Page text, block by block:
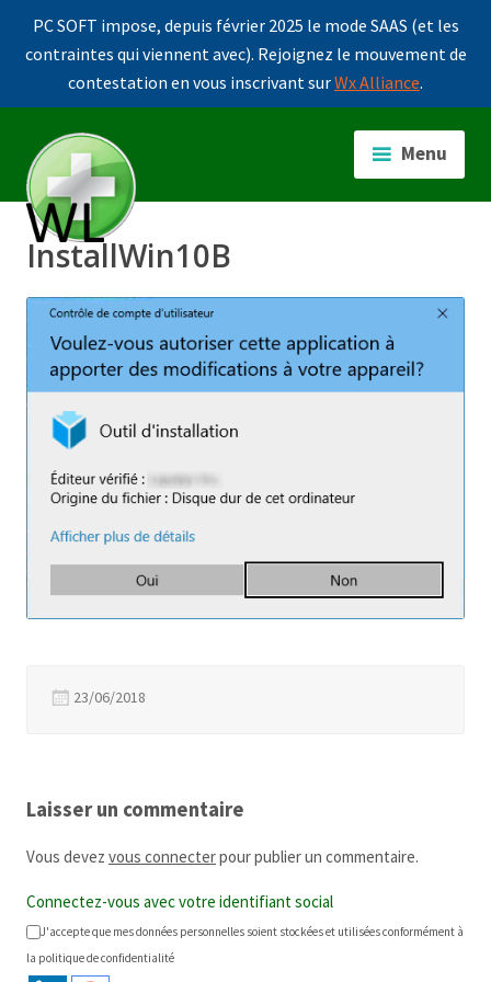
PC SOFT impose, depuis février 2025 le mode SAAS (et les
contraintes qui viennent avec). Rejoignez le mouvement de
contestation en vous inscrivant surWx Alliance.
contenu
principal
Menu
InstallWin10B
23/06/2018
Laisser un commentaire
Vous devez vous connecterpour publier un commentaire.
Connectez-vous avec votre identifiant social
J'accepte que mes données personnelles soient stockées et utilisées conformément à
la politique de confidentialité